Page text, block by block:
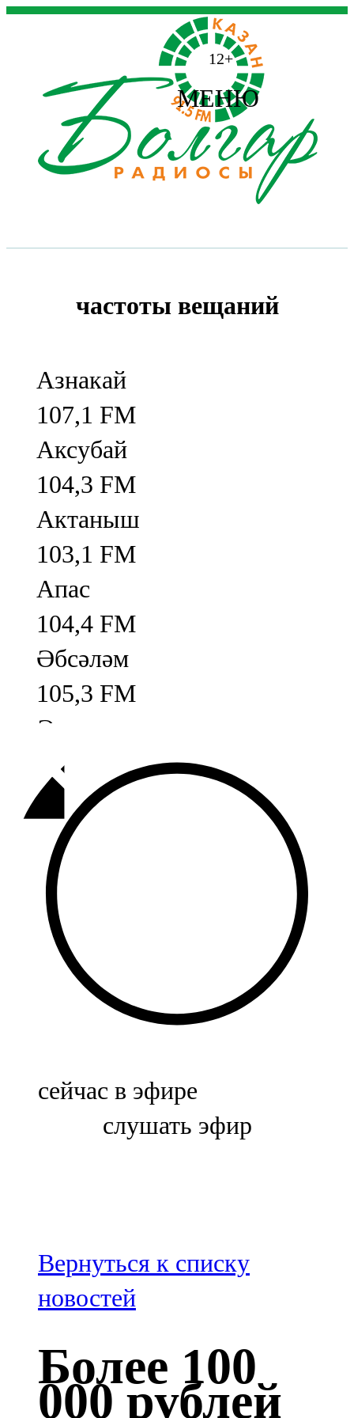
12+
МЕНЮ
частоты вещаний
Азнакай
107,1 FM
Аксубай
104,3 FM
Актаныш
103,1 FM
Апас
104,4 FM
Әбсәләм
105,3 FM
Әлмәт
92,9 FM
Базарлы матак
107,1 FM
Балык бистәсе
104,9 FM
Баулы
107,5 FM
Биләр
Болгар
100,3 FM
Зәй
106,6 FM
Кадыбаш
105,2 FM
сейчас в эфире
слушать эфир
Вернуться к списку
новостей
Более 100
000 рублей